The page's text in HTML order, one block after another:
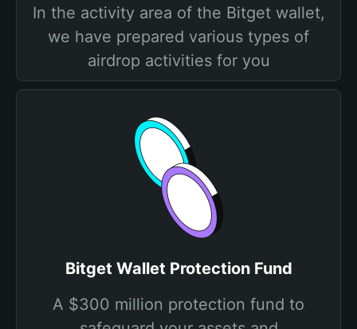
In the activity area of the Bitget wallet,
we have prepared various types of
airdrop activities for you
Bitget Wallet Protection Fund
A $300 million protection fund to